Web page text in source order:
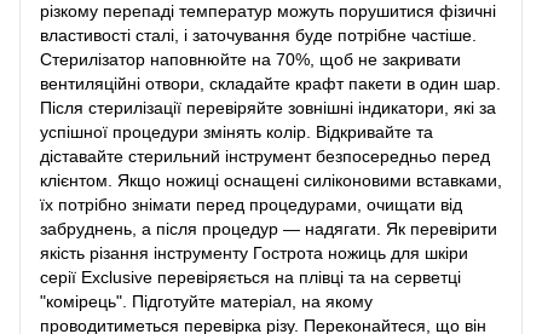
різкому перепаді температур можуть порушитися фізичні
властивості сталі, і заточування буде потрібне частіше.
Стерилізатор наповнюйте на 70%, щоб не закривати
вентиляційні отвори, складайте крафт пакети в один шар.
Після стерилізації перевіряйте зовнішні індикатори, які за
успішної процедури змінять колір. Відкривайте та
діставайте стерильний інструмент безпосередньо перед
клієнтом. Якщо ножиці оснащені силіконовими вставками,
їх потрібно знімати перед процедурами, очищати від
забруднень, а після процедур — надягати. Як перевірити
якість різання інструменту Гострота ножиць для шкіри
серії Exclusive перевіряється на плівці та на серветці
"комірець". Підготуйте матеріал, на якому
проводитиметься перевірка різу. Переконайтеся, що він